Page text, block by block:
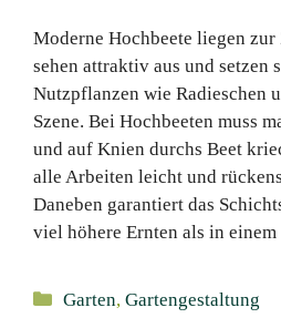
Moderne Hochbeete liegen
sehen attraktiv aus und setzen
Nutzpflanzen wie Radieschen
Szene. Bei Hochbeeten muss
und auf Knien durchs Beet
alle Arbeiten leicht und
Daneben garantiert das
viel höhere Ernten als in
Kategorien
Garten,Gartengestaltung